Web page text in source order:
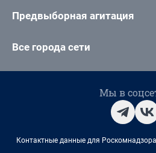
Предвыборная агитация
Все города сети
Мы в
Контактные данные для